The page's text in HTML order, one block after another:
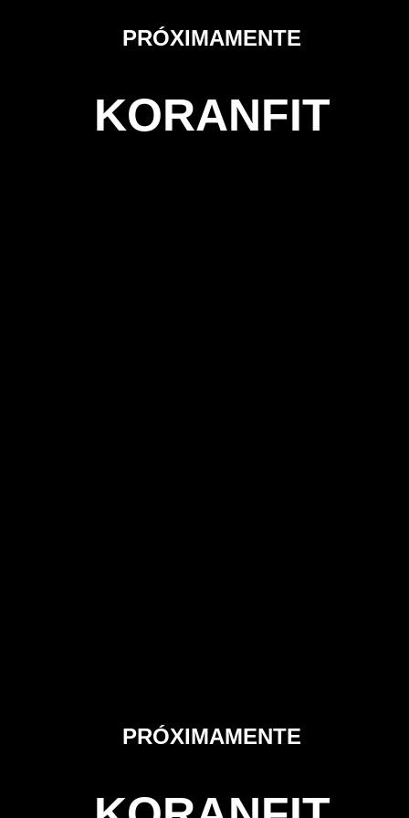
PRÓXIMAMENTE
KORANFIT
PRÓXIMAMENTE